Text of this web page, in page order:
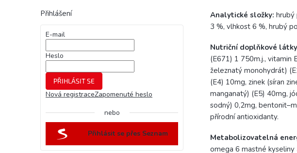
Přihlášení
E-mail
Heslo
PŘIHLÁSIT SE
Nová registraceZapomenuté heslo
nebo
Přihlásit se přes Seznam
Analytické složky: hrubý
3 %, vlhkost 6 %, hrubý
Nutriční doplňkové
(E671) 1 750m.j., vitamin
železnatý monohydrát)
(E4) 10mg, zinek (síran
manganatý) (E5) 40mg,
sodný) 0,2mg,
přírodní antioxidanty.
Metabolizovatelná
omega 6 mastné kyseliny